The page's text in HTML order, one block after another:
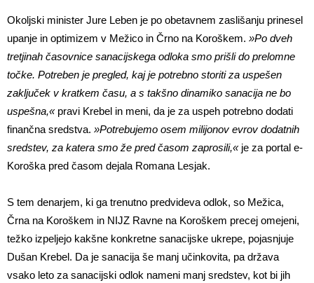
Okoljski minister Jure Leben je po obetavnem zaslišanju prinesel
upanje in optimizem v Mežico in Črno na Koroškem. »Po dveh
tretjinah časovnice sanacijskega odloka smo prišli do prelomne
točke. Potreben je pregled, kaj je potrebno storiti za uspešen
zaključek v kratkem času, a s takšno dinamiko sanacija ne bo
uspešna,« pravi Krebel in meni, da je za uspeh potrebno dodati
finančna sredstva. »Potrebujemo osem milijonov evrov dodatnih
sredstev, za katera smo že pred časom zaprosili,« je za portal e-
Koroška pred časom dejala Romana Lesjak.
S tem denarjem, ki ga trenutno predvideva odlok, so Mežica,
Črna na Koroškem in NIJZ Ravne na Koroškem precej omejeni,
težko izpeljejo kakšne konkretne sanacijske ukrepe, pojasnjuje
Dušan Krebel. Da je sanacija še manj učinkovita, pa država
vsako leto za sanacijski odlok nameni manj sredstev, kot bi jih